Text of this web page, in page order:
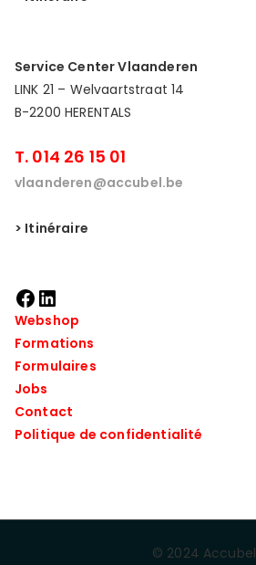
Service Center Vlaanderen
LINK 21 – Welvaartstraat 14
B-2200 HERENTALS
T. 014 26 15 01
vlaanderen@accubel.be
> Itinéraire
Webshop
Formations
Formulaires
Jobs
Contact
Politique de confidentialité
© 2024 Accubel